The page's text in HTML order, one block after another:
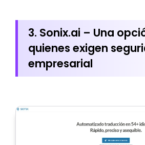
3. Sonix.ai – Una
quienes exigen
empresarial